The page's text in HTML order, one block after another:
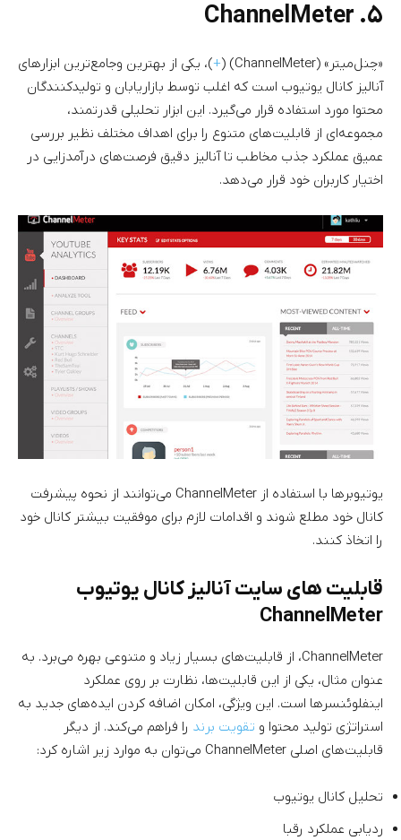
۵. ChannelMeter
«چنل‌میتر» (ChannelMeter) ( +)، یکی از بهترین وجامع‌ترین ابزارهای
آنالیز کانال یوتیوب است که اغلب توسط بازاریابان و تولیدکنندگان
محتوا مورد استفاده قرار می‌گیرد. این ابزار تحلیلی قدرتمند،
مجموعه‌ای از قابلیت‌های متنوع را برای اهداف مختلف نظیر بررسی
عمیق عملکرد جذب مخاطب تا آنالیز دقیق فرصت‌های درآمدزایی در
اختیار کاربران خود قرار می‌دهد.
یوتیوبرها با استفاده از ChannelMeter می‌توانند از نحوه پیشرفت
کانال خود مطلع شوند و اقدامات لازم برای موفقیت بیشتر کانال خود
را اتخاذ کنند.
قابلیت های سایت آنالیز کانال یوتیوب
ChannelMeter
ChannelMeter، از قابلیت‌های بسیار زیاد و متنوعی بهره می‌برد. به
عنوان مثال، یکی از این قابلیت‌ها، نظارت بر روی عملکرد
اینفلوئنسرها است. این ویژگی، امکان اضافه کردن ایده‌های جدید به
استراتژی تولید محتوا و تقویت برند را فراهم می‌کند. از دیگر
قابلیت‌های اصلی ChannelMeter می‌توان به موارد زیر اشاره کرد:
تحلیل کانال یوتیوب
ردیابی عملکرد رقبا